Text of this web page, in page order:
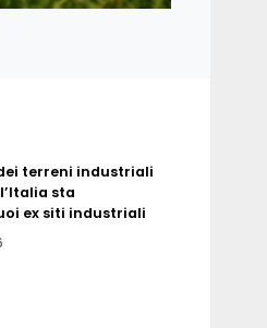
terreni industriali
sta
ex siti industriali